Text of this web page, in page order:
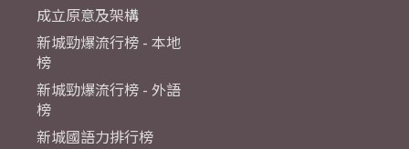
成立原意及架構
新城勁爆流行榜 - 本地
榜
新城勁爆流行榜 - 外語
榜
新城國語力排行榜